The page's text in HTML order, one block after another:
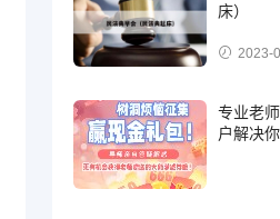
床）
2023-
专业老
户解决